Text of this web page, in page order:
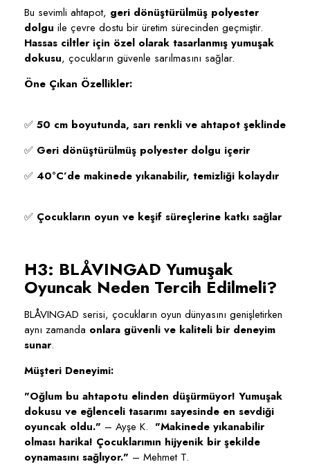
Bu sevimli ahtapot, geri dönüştürülmüş polyester
dolgu ile çevre dostu bir üretim sürecinden geçmiştir.
Hassas ciltler için özel olarak tasarlanmış yumuşak
dokusu, çocukların güvenle sarılmasını sağlar.
Öne Çıkan Özellikler:
✅ 50 cm boyutunda, sarı renkli ve ahtapot şeklinde
✅ Geri dönüştürülmüş polyester dolgu içerir
✅ 40°C’de makinede yıkanabilir, temizliği kolaydır
✅ Çocukların oyun ve keşif süreçlerine katkı sağlar
H3: BLÅVINGAD Yumuşak
Oyuncak Neden Tercih Edilmeli?
BLÅVINGAD serisi, çocukların oyun dünyasını genişletirken
aynı zamanda onlara güvenli ve kaliteli bir deneyim
sunar.
Müşteri Deneyimi:
"Oğlum bu ahtapotu elinden düşürmüyor! Yumuşak
dokusu ve eğlenceli tasarımı sayesinde en sevdiği
oyuncak oldu." – Ayşe K. "Makinede yıkanabilir
olması harika! Çocuklarımın hijyenik bir şekilde
oynamasını sağlıyor." – Mehmet T.